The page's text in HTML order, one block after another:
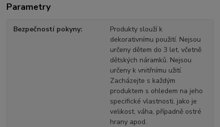
Parametry
Bezpečností pokyny
Produkty slouží k
dekorativnímu použití. Nejsou
určeny dětem do 3 let, včetně
dětských náramků. Nejsou
určeny k vnitřnímu užití.
Zacházejte s každým
produktem s ohledem na jeho
specifické vlastnosti, jako je
velikost, váha, případně ostré
hrany apod.